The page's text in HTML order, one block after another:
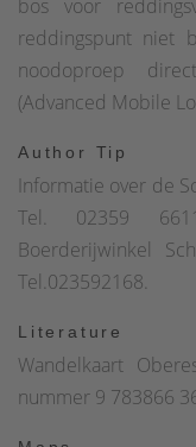
nu, na nog een paar
uitzicht voor ons op
bij een kruising
uit om hier even te
deels door
begeleiden het
nederzetting
bos voor
reddingspunt niet
noodoproep
(Advanced Mobile
Author Tip
Informatie over de
Tel. 02359
Boerderijwinkel
Tel.023592168.
Literature
Wandelkaart
nummer 9 783866